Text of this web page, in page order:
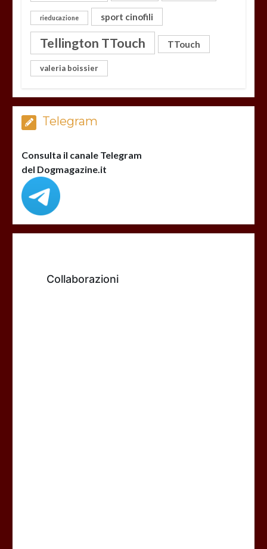
rieducazione sport cinofili
Tellington TTouch TTouch
valeria boissier
Telegram
Consulta il canale Telegram
del Dogmagazine.it
Collaborazioni